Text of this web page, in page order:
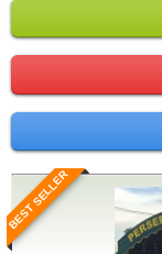
BEST SELLER